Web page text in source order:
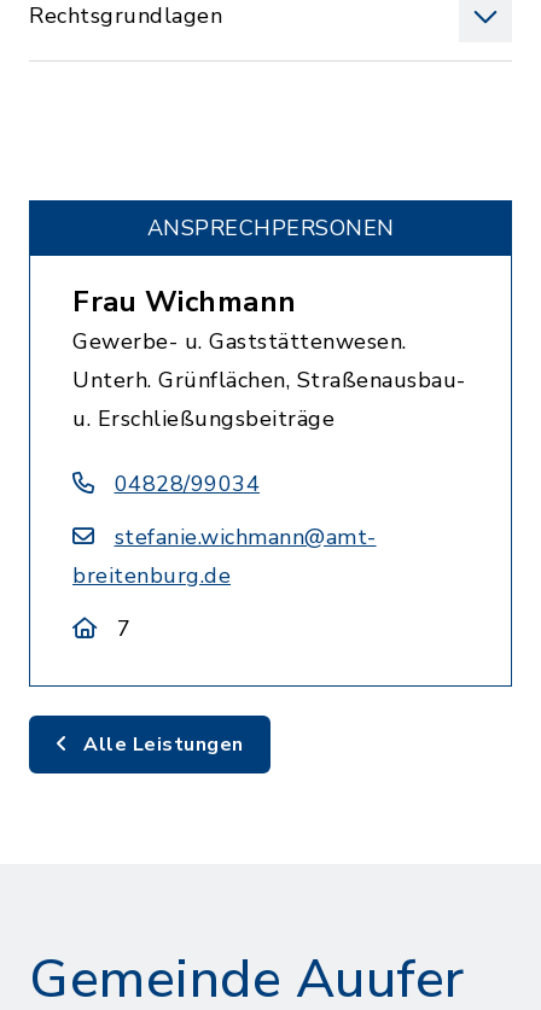
Rechtsgrundlagen
ANSPRECHPERSONEN
Frau Wichmann
Gewerbe- u. Gaststättenwesen.
Unterh. Grünflächen, Straßenausbau-
u. Erschließungsbeiträge
04828/99034
stefanie.wichmann@amt-
breitenburg.de
7
Alle Leistungen
Gemeinde Auufer